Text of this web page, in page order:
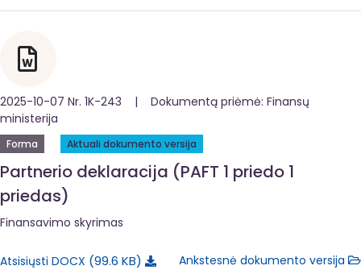
2025-10-07 Nr. 1K-243 | Dokumentą priėmė: Finansų
ministerija
Forma Aktuali dokumento versija
Partnerio deklaracija (PAFT 1 priedo 1
priedas)
Finansavimo skyrimas
Atsisiųsti DOCX 99.6 KB
Ankstesnė dokumento versija